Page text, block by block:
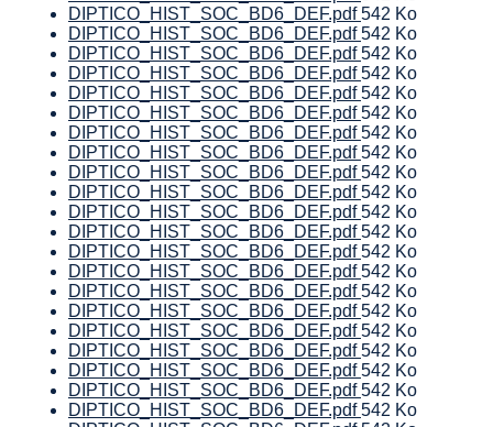
DIPTICO_HIST_SOC_BD6_DEF.pdf542 Ko
DIPTICO_HIST_SOC_BD6_DEF.pdf542 Ko
DIPTICO_HIST_SOC_BD6_DEF.pdf542 Ko
DIPTICO_HIST_SOC_BD6_DEF.pdf542 Ko
DIPTICO_HIST_SOC_BD6_DEF.pdf542 Ko
DIPTICO_HIST_SOC_BD6_DEF.pdf542 Ko
DIPTICO_HIST_SOC_BD6_DEF.pdf542 Ko
DIPTICO_HIST_SOC_BD6_DEF.pdf542 Ko
DIPTICO_HIST_SOC_BD6_DEF.pdf542 Ko
DIPTICO_HIST_SOC_BD6_DEF.pdf542 Ko
DIPTICO_HIST_SOC_BD6_DEF.pdf542 Ko
DIPTICO_HIST_SOC_BD6_DEF.pdf542 Ko
DIPTICO_HIST_SOC_BD6_DEF.pdf542 Ko
DIPTICO_HIST_SOC_BD6_DEF.pdf542 Ko
DIPTICO_HIST_SOC_BD6_DEF.pdf542 Ko
DIPTICO_HIST_SOC_BD6_DEF.pdf542 Ko
DIPTICO_HIST_SOC_BD6_DEF.pdf542 Ko
DIPTICO_HIST_SOC_BD6_DEF.pdf542 Ko
DIPTICO_HIST_SOC_BD6_DEF.pdf542 Ko
DIPTICO_HIST_SOC_BD6_DEF.pdf542 Ko
DIPTICO_HIST_SOC_BD6_DEF.pdf542 Ko